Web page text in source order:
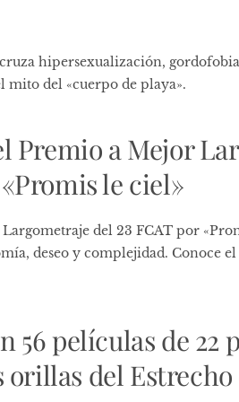
hipersexualización,
mito del «cuerpo de playa».
Premio a Mejor
le ciel»
del 23 FCAT por
deseo y complejidad. Conoce
56 películas de 22
del